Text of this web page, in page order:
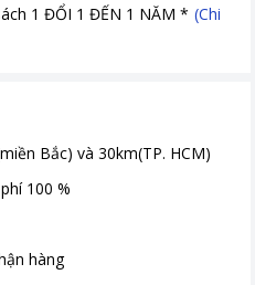
1 ĐỔI 1 ĐẾN 1 NĂM * (Chi
Bắc) và 30km(TP. HCM)
100 %
hàng